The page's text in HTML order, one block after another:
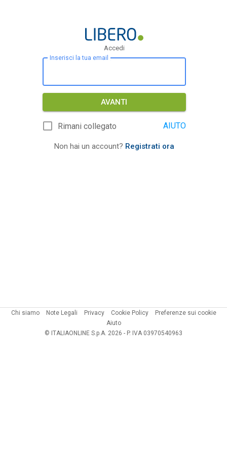
Accedi
Inserisci la tua email
AVANTI
Rimani collegato AIUTO
Non hai un account? Registrati ora
Chi siamo Note Legali Privacy Cookie Policy
Preferenze sui cookie
Aiuto
© ITALIAONLINE S.p.A. 2026 - P. IVA 03970540963